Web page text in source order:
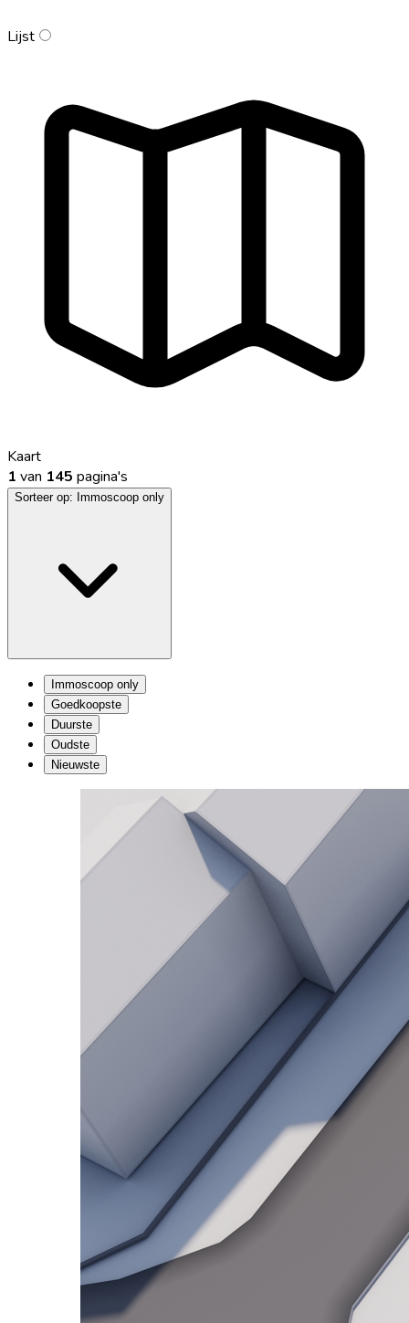
Lijst
Kaart
1 van 145 pagina's
Sorteer op: Immoscoop only
Immoscoop only
Goedkoopste
Duurste
Oudste
Nieuwste